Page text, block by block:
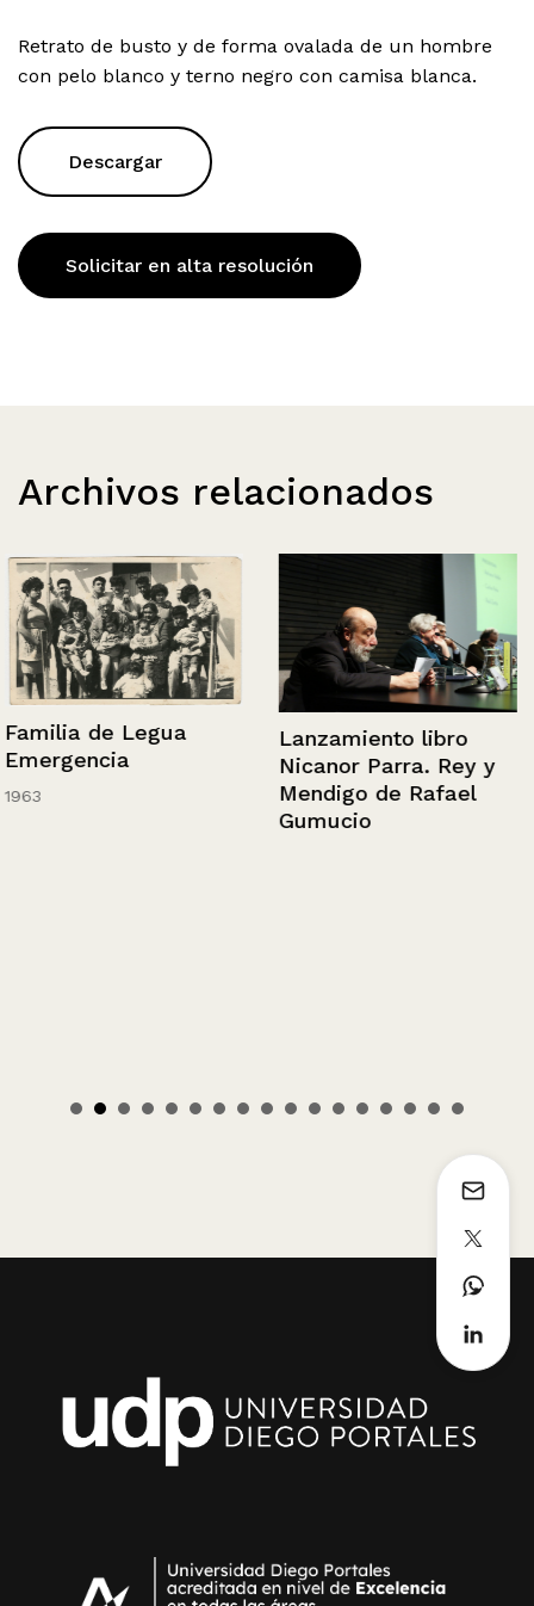
Retrato de busto y de forma ovalada de un hombre
con pelo blanco y terno negro con camisa blanca.
Descargar
Solicitar en alta resolución
Archivos relacionados
Familia de Legua
Emergencia
1963
Lanzamiento libro
Nicanor Parra. Rey y
Mendigo de Rafael
Gumucio